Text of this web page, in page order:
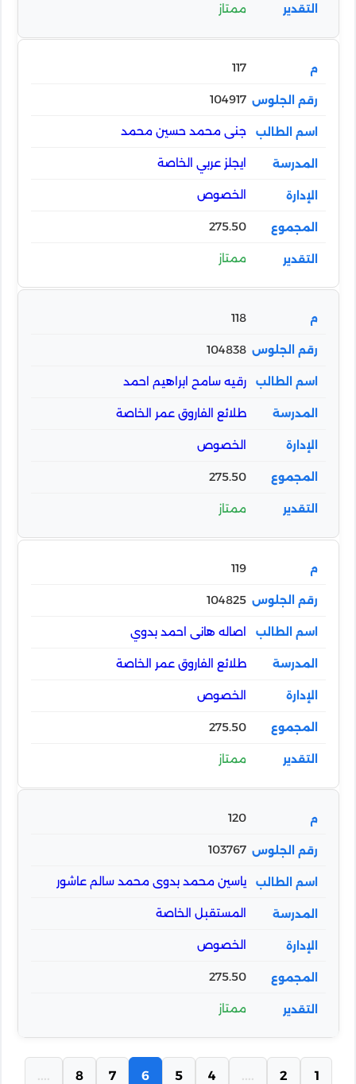
ممتاز
117
104917
جنى محمد حسين محمد
ايجلز عربي الخاصة
الخصوص
275.50
ممتاز
118
104838
رقيه سامح ابراهيم احمد
طلائع الفاروق عمر الخاصة
الخصوص
275.50
ممتاز
119
104825
اصاله هانى احمد بدوي
طلائع الفاروق عمر الخاصة
الخصوص
275.50
ممتاز
120
103767
ياسين محمد بدوى محمد سالم عاشور
المستقبل الخاصة
الخصوص
275.50
ممتاز
1
2
....
4
5
6
7
8
....